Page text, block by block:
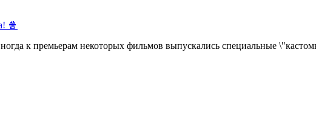
🍿
к премьерам некоторых фильмов выпускались специальные